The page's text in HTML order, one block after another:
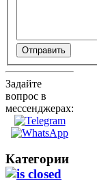
Отправить
Задайте
вопрос в
мессенджерах:
Категории